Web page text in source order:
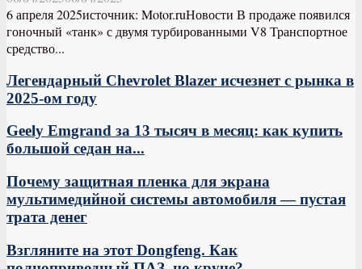
6 апреля 2025источник: Motor.ruНовости В продаже появился
гоночный «танк» с двумя турбированными V8 Транспортное
средство...
Легендарный Chevrolet Blazer исчезнет с рынка в
2025-ом году
Geely Emgrand за 13 тысяч в месяц: как купить
большой седан на...
Почему защитная пленка для экрана
мультимедийной системы автомобиля — пустая
трата денег
Взгляните на этот Dongfeng. Как